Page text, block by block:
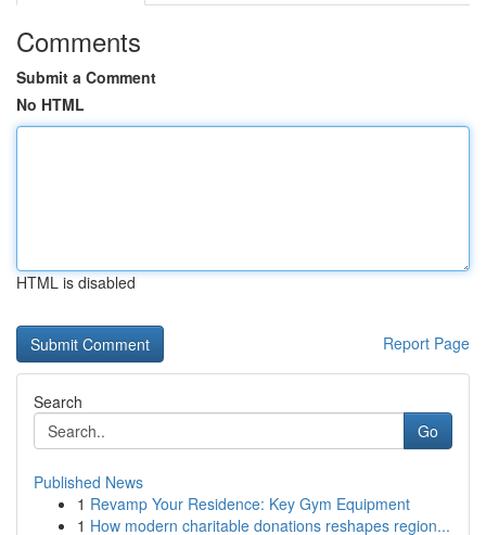
Comments
Submit a Comment
No HTML
HTML is disabled
Report Page
Search
Go
Published News
1 Revamp Your Residence: Key Gym Equipment
1 How modern charitable donations reshapes region...